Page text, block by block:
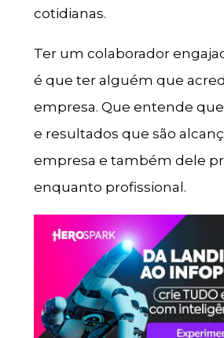
cotidianas.
Ter um colaborador
é que ter alguém que
empresa. Que entende
e resultados que são
empresa e também dele
enquanto profissional.